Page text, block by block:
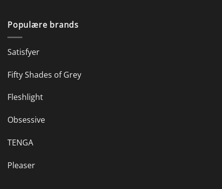
Populære brands
Satisfyer
Fifty Shades of Grey
Fleshlight
Obsessive
TENGA
Pleaser